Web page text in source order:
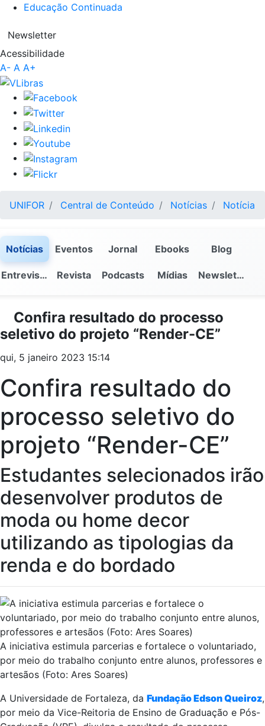
Educação Continuada
Newsletter
Acessibilidade
A- A A+
UNIFOR Central de Conteúdo Notícias Notícia
Notícias Eventos Jornal Ebooks Blog
Entrevistas Revista Podcasts Mídias Newsletter
Confira resultado do processo
seletivo do projeto “Render-CE”
qui, 5 janeiro 2023 15:14
Confira resultado do
processo seletivo do
projeto “Render-CE”
Estudantes selecionados irão
desenvolver produtos de
moda ou home decor
utilizando as tipologias da
renda e do bordado
A iniciativa estimula parcerias e fortalece o voluntariado,
por meio do trabalho conjunto entre alunos, professores e
artesãos (Foto: Ares Soares)
A Universidade de Fortaleza, da Fundação Edson Queiroz,
por meio da Vice-Reitoria de Ensino de Graduação e Pós-